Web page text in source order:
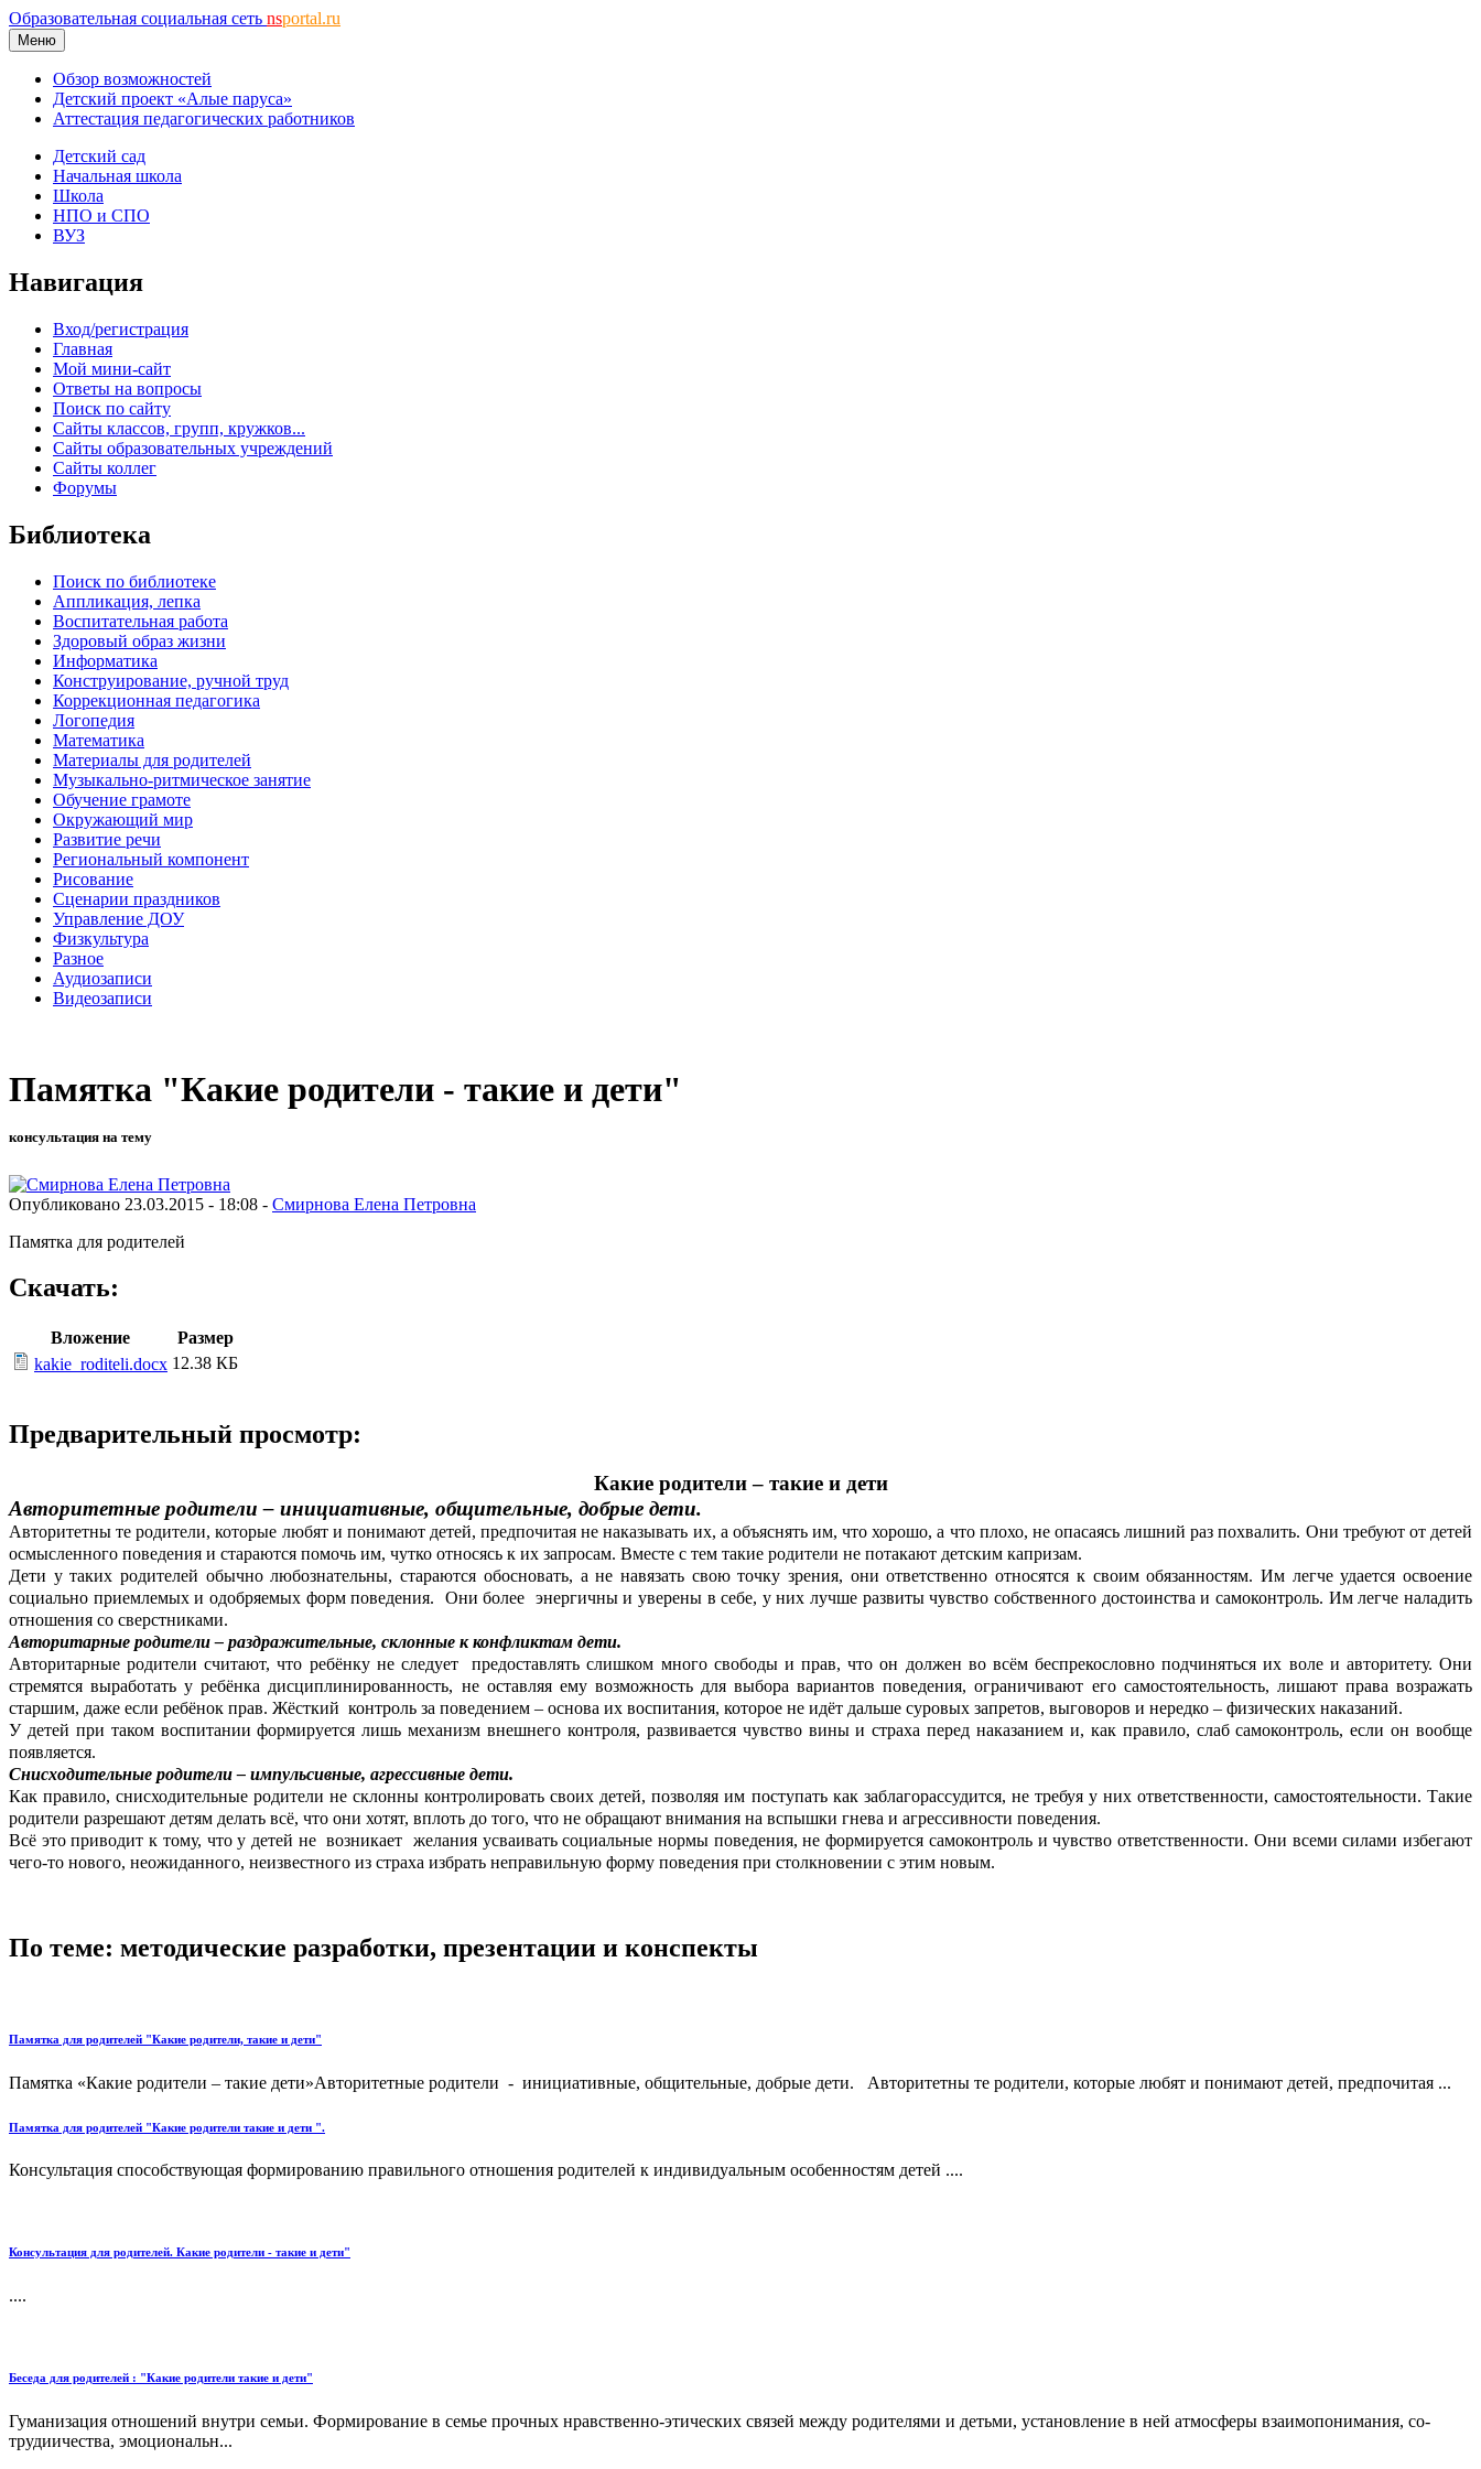
Образовательная социальная сеть nsportal.ru
Меню
Обзор возможностей
Детский проект «Алые паруса»
Аттестация педагогических работников
Детский сад
Начальная школа
Школа
НПО и СПО
ВУЗ
Навигация
Вход/регистрация
Главная
Мой мини-сайт
Ответы на вопросы
Поиск по сайту
Сайты классов, групп, кружков...
Сайты образовательных учреждений
Сайты коллег
Форумы
Библиотека
Поиск по библиотеке
Аппликация, лепка
Воспитательная работа
Здоровый образ жизни
Информатика
Конструирование, ручной труд
Коррекционная педагогика
Логопедия
Математика
Материалы для родителей
Музыкально-ритмическое занятие
Обучение грамоте
Окружающий мир
Развитие речи
Региональный компонент
Рисование
Сценарии праздников
Управление ДОУ
Физкультура
Разное
Аудиозаписи
Видеозаписи
Памятка "Какие родители - такие и дети"
консультация на тему
Опубликовано 23.03.2015 - 18:08 - Смирнова Елена Петровна
Памятка для родителей
Скачать:
Вложение
Размер
kakie_roditeli.docx 12.38 КБ
Предварительный просмотр:
Какие родители – такие и дети
Авторитетные родители – инициативные, общительные, добрые дети.
Авторитетны те родители, которые любят и понимают детей, предпочитая не наказывать их, а объяснять им, что хорошо, а что плохо, не опасаясь лишний раз похвалить. Они требуют от детей
осмысленного поведения и стараются помочь им, чутко относясь к их запросам. Вместе с тем такие родители не потакают детским капризам.
Дети у таких родителей обычно любознательны, стараются обосновать, а не навязать свою точку зрения, они ответственно относятся к своим обязанностям. Им легче удается освоение
социально приемлемых и одобряемых форм поведения. Они более энергичны и уверены в себе, у них лучше развиты чувство собственного достоинства и самоконтроль. Им легче наладить
отношения со сверстниками.
Авторитарные родители – раздражительные, склонные к конфликтам дети.
Авторитарные родители считают, что ребёнку не следует предоставлять слишком много свободы и прав, что он должен во всём беспрекословно подчиняться их воле и авторитету. Они
стремятся выработать у ребёнка дисциплинированность, не оставляя ему возможность для выбора вариантов поведения, ограничивают его самостоятельность, лишают права возражать
старшим, даже если ребёнок прав. Жёсткий контроль за поведением – основа их воспитания, которое не идёт дальше суровых запретов, выговоров и нередко – физических наказаний.
У детей при таком воспитании формируется лишь механизм внешнего контроля, развивается чувство вины и страха перед наказанием и, как правило, слаб самоконтроль, если он вообще
появляется.
Снисходительные родители – импульсивные, агрессивные дети.
Как правило, снисходительные родители не склонны контролировать своих детей, позволяя им поступать как заблагорассудится, не требуя у них ответственности, самостоятельности. Такие
родители разрешают детям делать всё, что они хотят, вплоть до того, что не обращают внимания на вспышки гнева и агрессивности поведения.
Всё это приводит к тому, что у детей не возникает желания усваивать социальные нормы поведения, не формируется самоконтроль и чувство ответственности. Они всеми силами избегают
чего-то нового, неожиданного, неизвестного из страха избрать неправильную форму поведения при столкновении с этим новым.
По теме: методические разработки, презентации и конспекты
Памятка для родителей "Какие родители, такие и дети"
Памятка «Какие родители – такие дети»Авторитетные родители - инициативные, общительные, добрые дети. Авторитетны те родители, которые любят и понимают детей, предпочитая ...
Памятка для родителей "Какие родители такие и дети ".
Консультация способствующая формированию правильного отношения родителей к индивидуальным особенностям детей ....
Консультация для родителей. Какие родители - такие и дети"
....
Беседа для родителей : "Какие родители такие и дети"
Гуманизация отношений внутри семьи. Формирование в се­мье прочных нравственно-этических связей между родителями и детьми, установление в ней атмосферы взаимопонимания, со-
трудиичества, эмоциональн...